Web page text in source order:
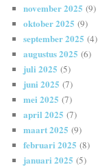
november 2025 (9)
oktober 2025 (9)
september 2025 (4)
augustus 2025 (6)
juli 2025 (5)
juni 2025 (7)
mei 2025 (7)
april 2025 (7)
maart 2025 (9)
februari 2025 (8)
januari 2025 (5)